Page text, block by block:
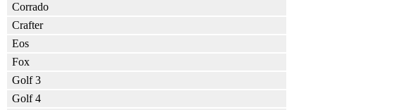
Corrado
Crafter
Eos
Fox
Golf 3
Golf 4